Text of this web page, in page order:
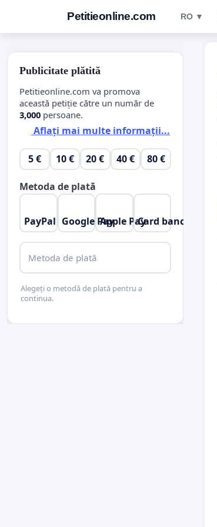
Petitieonline.com RO ▼
Publicitate plătită
Petitieonline.com va promova
această petiție către un număr de
3,000 persoane.
Aflați mai multe informații...
5 € 10 € 20 € 40 € 80 €
Metoda de plată
PayPal Google PayApple PayCard bancar
Metoda de plată
Alegeți o metodă de plată pentru a
continua.